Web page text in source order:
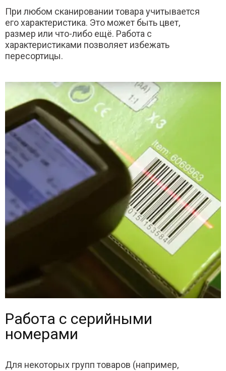
При любом сканировании товара учитывается
его характеристика. Это может быть цвет,
размер или что-либо ещё. Работа с
характеристиками позволяет избежать
пересортицы.
Работа с серийными
номерами
Для некоторых групп товаров (например,